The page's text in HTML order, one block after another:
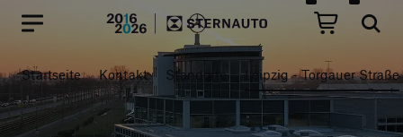
Hauptregion der Seite
Startseite Kontakt Standorte Leipzig - Torgauer Straße